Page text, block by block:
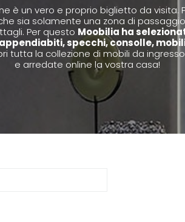
è un vero e proprio biglietto da visita.
sia solamente una zona di
Per questo Moobilia ha
specchi, consolle,
tutta la collezione di mobili da
e arredate online la vostra casa!